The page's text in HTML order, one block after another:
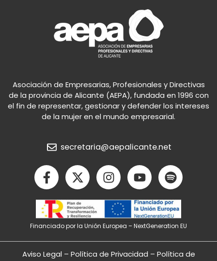
Asociación de Empresarias, Profesionales y Directivas
de la provincia de Alicante (AEPA), fundada en 1996 con
el fin de representar, gestionar y defender los intereses
de la mujer en el mundo empresarial.
secretaria@aepalicante.net
F
a
c
e
b
o
o
k
X
-
t
w
i
t
t
e
I
n
s
t
a
g
r
a
Y
o
u
t
u
b
e
S
p
o
t
i
f
y
Financiado por la Unión Europea – NextGeneration EU
Aviso Legal – Política de Privacidad – Política de